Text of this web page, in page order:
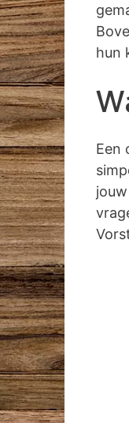
hun
Een